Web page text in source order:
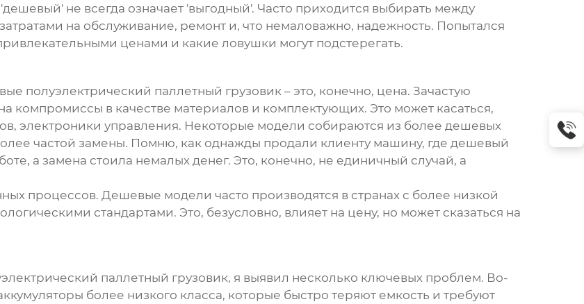
не всегда означает 'выгодный'. Часто приходится выбирать между
на обслуживание, ремонт и, что немаловажно, надежность. Попытался
ценами и какие ловушки могут подстерегать.
полуэлектрический паллетный грузовик – это, конечно, цена. Зачастую
компромиссы в качестве материалов и комплектующих. Это может касаться,
электроники управления. Некоторые модели собираются из более дешевых
частой замены. Помню, как однажды продали клиенту машину, где дешевый
а замена стоила немалых денег. Это, конечно, не единичный случай, а
процессов. Дешевые модели часто производятся в странах с более низкой
стандартами. Это, безусловно, влияет на цену, но может сказаться на
паллетный грузовик, я выявил несколько ключевых проблем. Во-
более низкого класса, которые быстро теряют емкость и требуют